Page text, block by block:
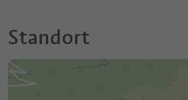
Standort